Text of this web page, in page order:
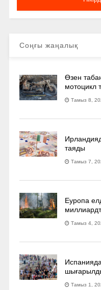
Соңғы жаңалық
Өзен
мотоцикл
Тамыз 8,
таяды
Тамыз 7,
Еуропа
Тамыз 4,
Тамыз 1,